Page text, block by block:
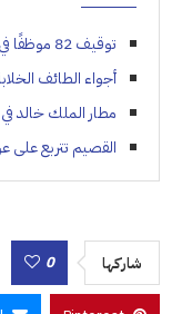
توقيف 82 موظفًا في 6 جهات حكومية بتهم فساد
أجواء الطائف
مطار الملك خالد في
القصيم تتربع على
شاركها 0